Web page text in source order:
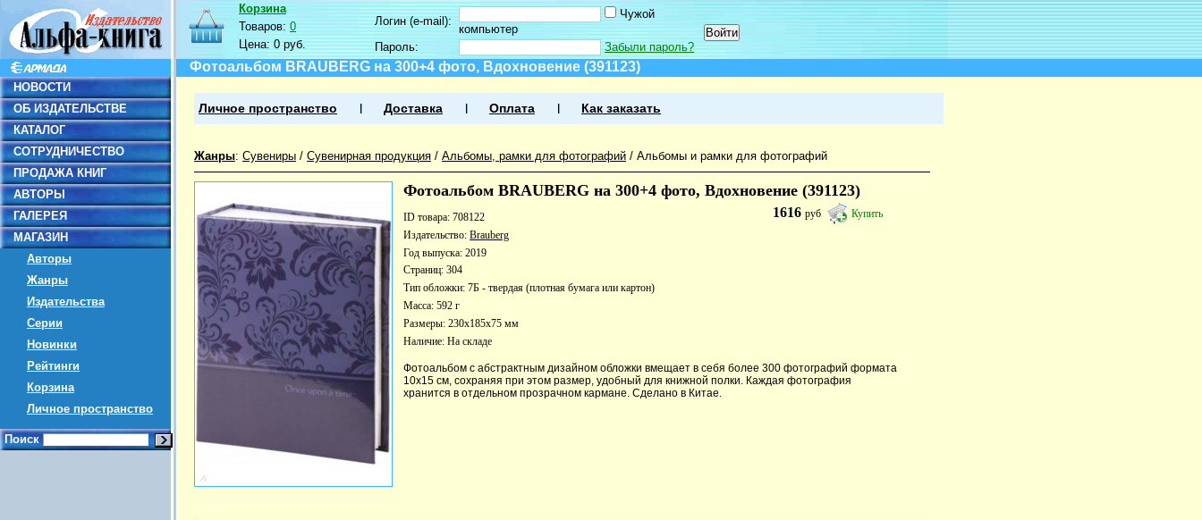
НОВОСТИ
ОБ ИЗДАТЕЛЬСТВЕ
КАТАЛОГ
СОТРУДНИЧЕСТВО
ПРОДАЖА КНИГ
АВТОРЫ
ГАЛЕРЕЯ
МАГАЗИН
Авторы
Жанры
Издательства
Серии
Новинки
Рейтинги
Корзина
Личное пространство
Поиск
Корзина
Товаров:0
Цена:0 руб.
Логин (e-mail):
Чужой
компьютер
Пароль:
Забыли пароль?
Фотоальбом BRAUBERG на 300+4 фото, Вдохновение (391123)
Личное пространство Доставка Оплата Как заказать
Жанры: Сувениры / Сувенирная продукция / Альбомы, рамки для фотографий / Альбомы и рамки для фотографий
Фотоальбом BRAUBERG на 300+4 фото, Вдохновение (391123)
1616руб Купить
ID товара: 708122
Издательство: Brauberg
Год выпуска: 2019
Страниц: 304
Тип обложки: 7Б - твердая (плотная бумага или картон)
Масса: 592 г
Размеры: 230x185x75 мм
Наличие: На складе
Фотоальбом с абстрактным дизайном обложки вмещает в себя более 300 фотографий формата
10х15 см, сохраняя при этом размер, удобный для книжной полки. Каждая фотография
хранится в отдельном прозрачном кармане. Сделано в Китае.